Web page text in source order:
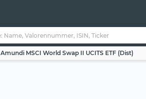
Amundi MSCI World Swap II UCITS ETF (Dist)